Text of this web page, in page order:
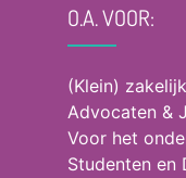
O.A. VOOR:
(Klein)
Advocaten &
Voor het
Studenten en